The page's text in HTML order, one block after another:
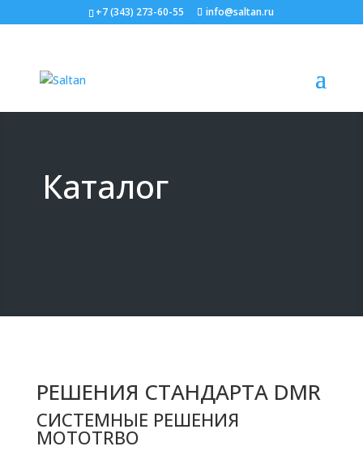
+7 (343) 273-60-55 info@saltan.ru
Каталог
РЕШЕНИЯ СТАНДАРТА DMR
СИСТЕМНЫЕ РЕШЕНИЯ
MOTOTRBO